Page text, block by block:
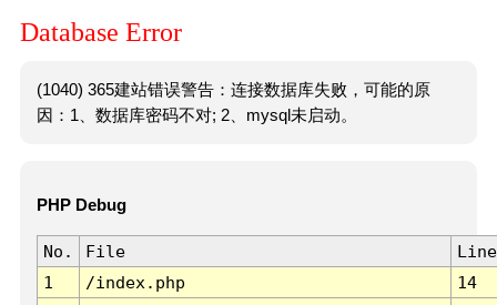
Database Error
(1040) 365建站错误警告：连接数据库失败，可能的原
因：1、数据库密码不对; 2、mysql未启动。
PHP Debug
No. File
Line
1
/index.php 14